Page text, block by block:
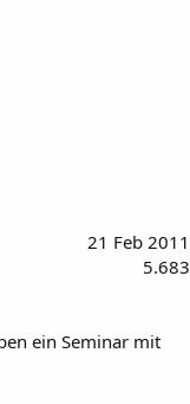
21 Feb 2011
5.683
ein Seminar mit